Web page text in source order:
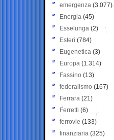
emergenza (3.077)
Energia (45)
Esselunga (2)
Esteri (784)
Eugenetica (3)
Europa (1.314)
Fassino (13)
federalismo (167)
Ferrara (21)
Ferretti (6)
ferrovie (133)
finanziaria (325)